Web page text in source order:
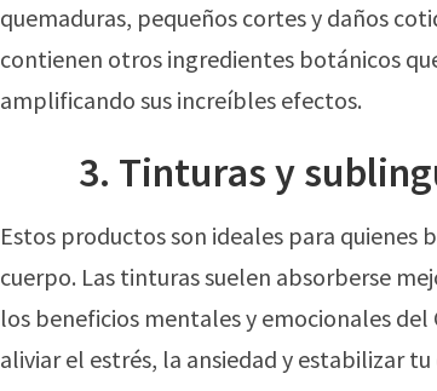
quemaduras, pequeños cortes y daños
contienen otros ingredientes botánicos
amplificando sus increíbles efectos.
3. Tinturas y
Estos productos son ideales para quienes
cuerpo. Las tinturas suelen absorberse
los beneficios mentales y emocionales
aliviar el estrés, la ansiedad y estabilizar